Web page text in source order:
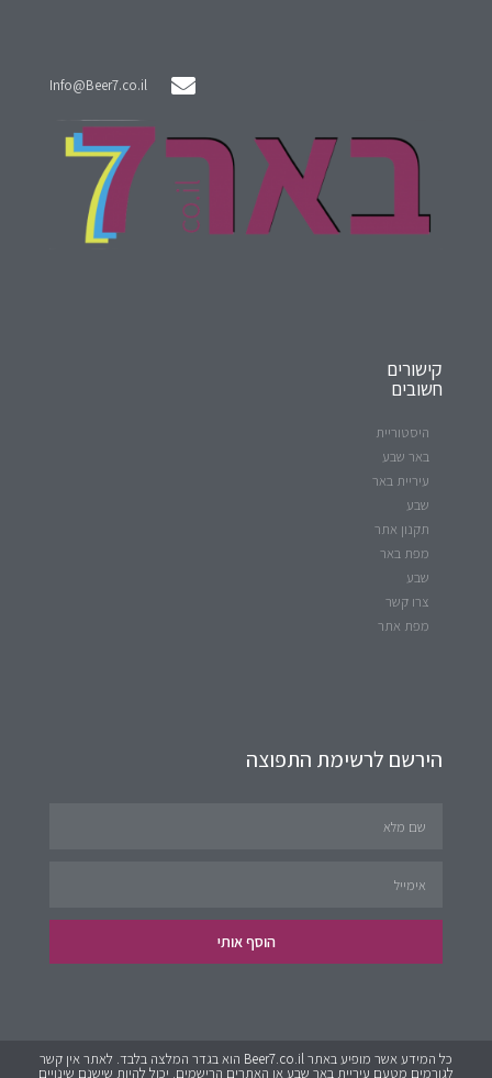
Info@Beer7.co.il
קישורים
חשובים
היסטוריית
באר שבע
עיריית באר
שבע
תקנון אתר
מפת באר
שבע
צרו קשר
מפת אתר
הירשם לרשימת התפוצה
הוסף אותי
כל המידע אשר מופיע באתר Beer7.co.il הוא בגדר המלצה בלבד. לאתר אין קשר
לגורמים מטעם עיריית באר שבע או האתרים הרישמים. יכול להיות שישנם שינויים